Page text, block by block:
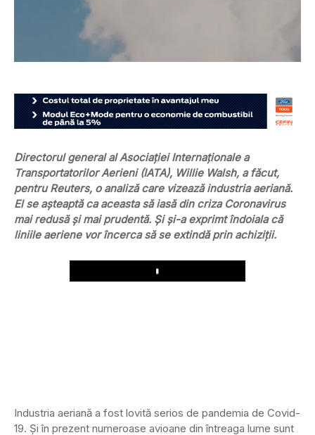
Directorul general al Asociaţiei Internaţionale a
Transportatorilor Aerieni (IATA), Willie Walsh, a făcut,
pentru Reuters, o analiză care vizează industria aeriană.
El se așteaptă ca aceasta să iasă din criza Coronavirus
mai redusă şi mai prudentă. Și și-a exprimt îndoiala că
liniile aeriene vor încerca să se extindă prin achiziţii.
Play
Industria aeriană a fost lovită serios de pandemia de Covid-
19. Și în prezent numeroase avioane din întreaga lume sunt